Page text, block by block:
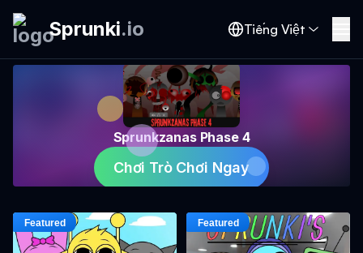
Sprunki.io Tiếng Việt
Sprunkzanas Phase 4
Chơi Trò Chơi Ngay